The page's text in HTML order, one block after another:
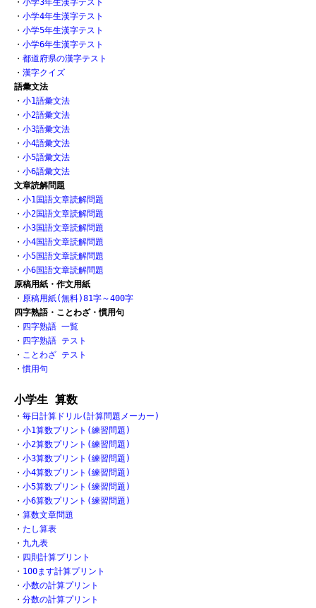
・ 小学3年生漢字テスト
・ 小学4年生漢字テスト
・ 小学5年生漢字テスト
・ 小学6年生漢字テスト
・ 都道府県の漢字テスト
・ 漢字クイズ
語彙文法
・ 小1語彙文法
・ 小2語彙文法
・ 小3語彙文法
・ 小4語彙文法
・ 小5語彙文法
・ 小6語彙文法
文章読解問題
・ 小1国語文章読解問題
・ 小2国語文章読解問題
・ 小3国語文章読解問題
・ 小4国語文章読解問題
・ 小5国語文章読解問題
・ 小6国語文章読解問題
原稿用紙・作文用紙
・ 原稿用紙(無料)81字～400字
四字熟語・ことわざ・慣用句
・ 四字熟語 一覧
・ 四字熟語 テスト
・ ことわざ テスト
・慣用句
小学生 算数
・ 毎日計算ドリル(計算問題メーカー)
・ 小1算数プリント(練習問題)
・ 小2算数プリント(練習問題)
・ 小3算数プリント(練習問題)
・ 小4算数プリント(練習問題)
・ 小5算数プリント(練習問題)
・ 小6算数プリント(練習問題)
・ 算数文章問題
・ たし算表
・ 九九表
・ 四則計算プリント
・ 100ます計算プリント
・ 小数の計算プリント
・ 分数の計算プリント